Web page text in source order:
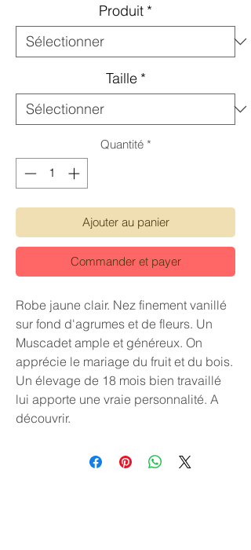
Produit *
Taille *
Quantité *
Ajouter au panier
Commander et payer
Robe jaune clair. Nez finement vanillé
sur fond d'agrumes et de fleurs. Un
Muscadet ample et généreux. On
apprécie le mariage du fruit et du bois.
Un élevage de 18 mois bien travaillé
lui apporte une vraie personnalité. A
découvrir.